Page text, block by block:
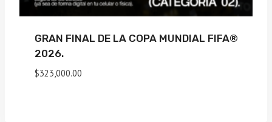
GRAN FINAL DE LA COPA MUNDIAL FIFA®
2026.
$323,000.00